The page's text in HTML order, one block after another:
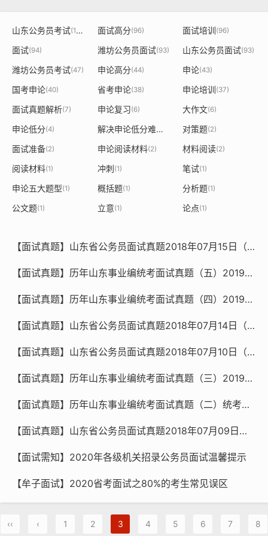
山东公务员考试(140) 面试高分(96) 面试培训(96)
面试(94) 潍坊公务员面试(93) 山东公务员面试(93)
潍坊公务员考试(47) 申论高分(44) 申论(43)
国考申论(40) 省考申论(38) 申论培训(37)
面试真题解析(7) 申论复习(6) 大作文(6)
申论低分(4) 解决申论低分难题 对策题(2)
面试准备(2) 申论阅读材料(2) 材料阅读(2)
阅读材料(1) 冲刺(1) 笔试(1)
申论五大题型(1) 概括题(1) 分析题(1)
公文题(1) 立意(1) 论点(1)
【面试真题】山东省公务员面试真题2018年07月15日（上午+下午）【牟子面试】
【面试真题】历年山东事业编统考面试真题（五）2019年山东省属事业单位面试题
【面试真题】历年山东事业编统考面试真题（四）2019年山东省属事业单位面试题
【面试真题】山东省公务员面试真题2018年07月14日（上午+下午）【牟子面试】
【面试真题】山东省公务员面试真题2018年07月10日（上午+下午）【牟子面试】
【面试真题】历年山东事业编统考面试真题（三）2019年山东省属事业单位面试题
【面试真题】历年山东事业编统考面试真题（二）统考事业编青岛招聘面试真题（2019年5月11日）平度
【面试真题】山东省公务员面试真题2018年07月09日（上午+下午）【牟子面试】
【面试需知】2020年各级机关招录公务员面试温馨提示
【牟子面试】2020省考面试之80%的考生常见误区
‹‹ ‹ 1 2 3 4 5 6 7 8